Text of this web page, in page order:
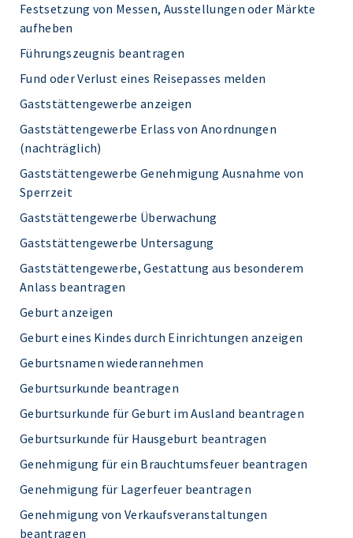
Festsetzung von Messen, Ausstellungen oder Märkte
aufheben
Führungszeugnis beantragen
Fund oder Verlust eines Reisepasses melden
Gaststättengewerbe anzeigen
Gaststättengewerbe Erlass von Anordnungen
(nachträglich)
Gaststättengewerbe Genehmigung Ausnahme von
Sperrzeit
Gaststättengewerbe Überwachung
Gaststättengewerbe Untersagung
Gaststättengewerbe, Gestattung aus besonderem
Anlass beantragen
Geburt anzeigen
Geburt eines Kindes durch Einrichtungen anzeigen
Geburtsnamen wiederannehmen
Geburtsurkunde beantragen
Geburtsurkunde für Geburt im Ausland beantragen
Geburtsurkunde für Hausgeburt beantragen
Genehmigung für ein Brauchtumsfeuer beantragen
Genehmigung für Lagerfeuer beantragen
Genehmigung von Verkaufsveranstaltungen
beantragen